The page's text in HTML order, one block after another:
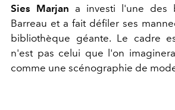
Sies Marjan a investi l'une des
Barreau et a fait défiler ses
bibliothèque géante. Le cadre
n'est pas celui que l'on
comme une scénographie de